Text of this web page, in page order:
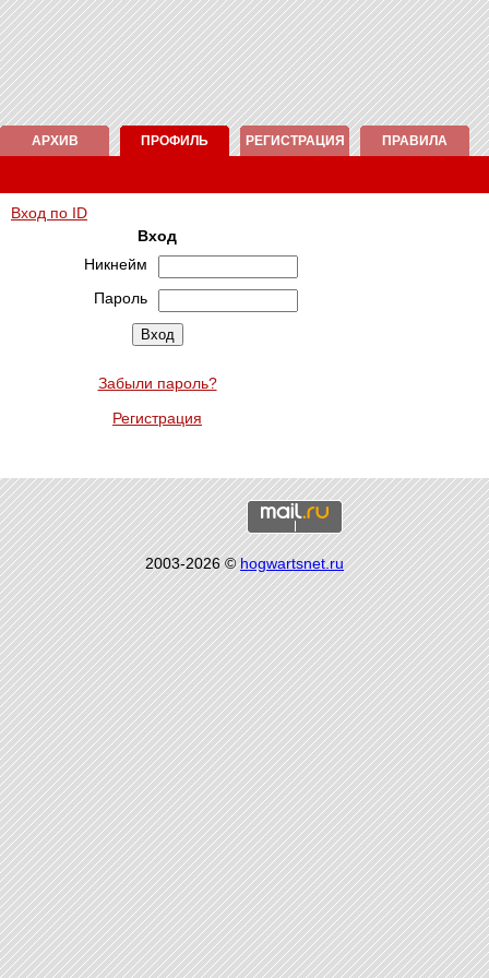
АРХИВ ПРОФИЛЬ РЕГИСТРАЦИЯ ПРАВИЛА
Вход по ID
Вход
Никнейм
Пароль
Забыли пароль?
Регистрация
2003-2026 ©hogwartsnet.ru